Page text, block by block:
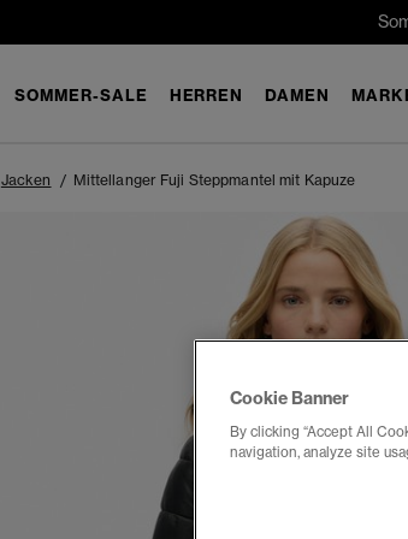
SOMMER-SALE HERREN DAMEN
Jacken Mittellanger Fuji Steppmantel mit Kapuze
Cookie Banner
By clicking “Accept All
navigation, analyze site